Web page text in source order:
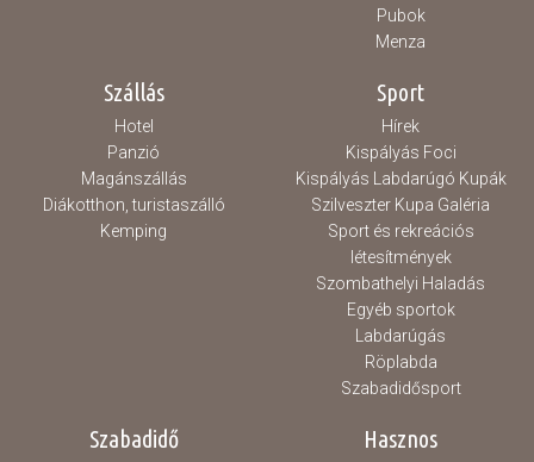
Pubok
Menza
Szállás
Hotel
Panzió
Magánszállás
Diákotthon, turistaszálló
Kemping
Sport
Hírek
Kispályás Foci
Kispályás Labdarúgó Kupák
Szilveszter Kupa Galéria
Sport és rekreációs
létesítmények
Szombathelyi Haladás
Egyéb sportok
Labdarúgás
Röplabda
Szabadidősport
Szabadidő Hasznos